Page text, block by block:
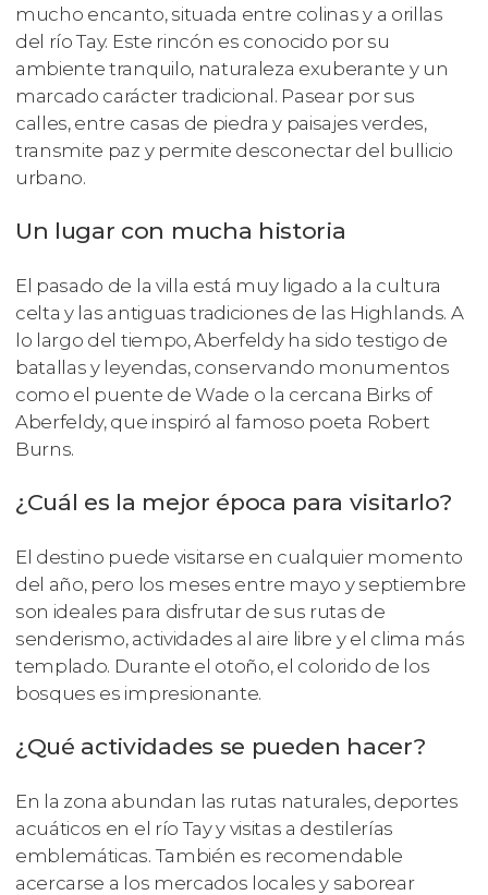
mucho encanto, situada entre colinas y a orillas
del río Tay. Este rincón es conocido por su
ambiente tranquilo, naturaleza exuberante y un
marcado carácter tradicional. Pasear por sus
calles, entre casas de piedra y paisajes verdes,
transmite paz y permite desconectar del bullicio
urbano.
Un lugar con mucha historia
El pasado de la villa está muy ligado a la cultura
celta y las antiguas tradiciones de las Highlands. A
lo largo del tiempo, Aberfeldy ha sido testigo de
batallas y leyendas, conservando monumentos
como el puente de Wade o la cercana Birks of
Aberfeldy, que inspiró al famoso poeta Robert
Burns.
¿Cuál es la mejor época para visitarlo?
El destino puede visitarse en cualquier momento
del año, pero los meses entre mayo y septiembre
son ideales para disfrutar de sus rutas de
senderismo, actividades al aire libre y el clima más
templado. Durante el otoño, el colorido de los
bosques es impresionante.
¿Qué actividades se pueden hacer?
En la zona abundan las rutas naturales, deportes
acuáticos en el río Tay y visitas a destilerías
emblemáticas. También es recomendable
acercarse a los mercados locales y saborear